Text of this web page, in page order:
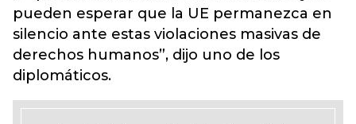
pueden esperar que la UE permanezca en
silencio ante estas violaciones masivas de
derechos humanos”, dijo uno de los
diplomáticos.